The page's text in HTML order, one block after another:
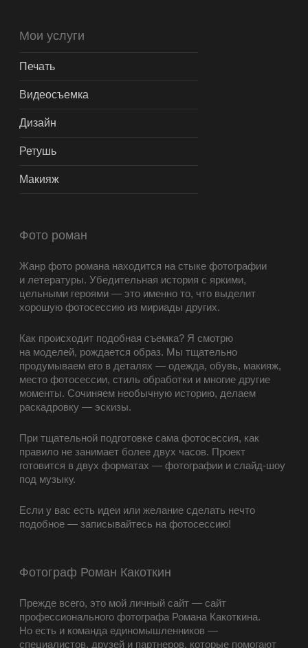
Мои услуги
Печать
Видеосъемка
Дизайн
Ретушь
Макияж
Фото роман
Жанр фото романа находится на стыке фотографии
и летературы. Убедительная история с яркими,
цельными героями — это именно то, что выделит
хорошую фотосессию из мириады других.
Как происходит подобная съемка? Я смотрю
на моделей, рождается образ. Мы тщательно
продумываем его в деталях — одежда, обувь, макияж,
место фотосессии, стиль обработки и многие другие
моменты. Сочиняем необычную историю, делаем
раскадровку — эскизы.
При тщательной подготовке сама фотосессия, как
правило не занимает более двух часов. Проект
готовится в двух форматах — фотографии и слайд-шоу
под музыку.
Если у вас есть идеи или желание сделать нечто
подобное — записывайтесь на фотосессию!
Фотограф Роман Какоткин
Прежде всего, это мой личный сайт — сайт
профессионального фотографа Романа Какоткина.
Но есть и команда единомышленников —
специалистов, друзей и партнеров, которые помогают